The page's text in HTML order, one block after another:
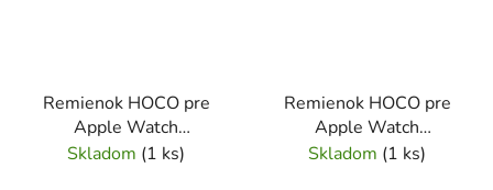
Remienok HOCO pre
Apple Watch
38/40/41mm silikónový
Skladom (1 ks)
Remienok HOCO pre
Apple Watch
38/40/41mm silikónový
Skladom (1 ks)